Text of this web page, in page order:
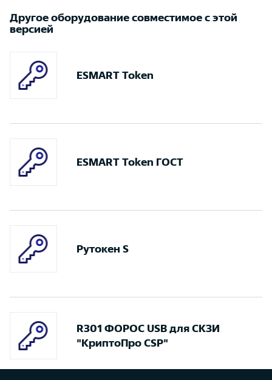
Другое оборудование совместимое с этой
версией
ESMART Token
ESMART Token ГОСТ
Рутокен S
R301 ФОРОС USB для СКЗИ
"КриптоПро CSP"